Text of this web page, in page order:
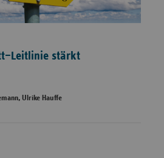
stärkt
Ulrike Hauffe